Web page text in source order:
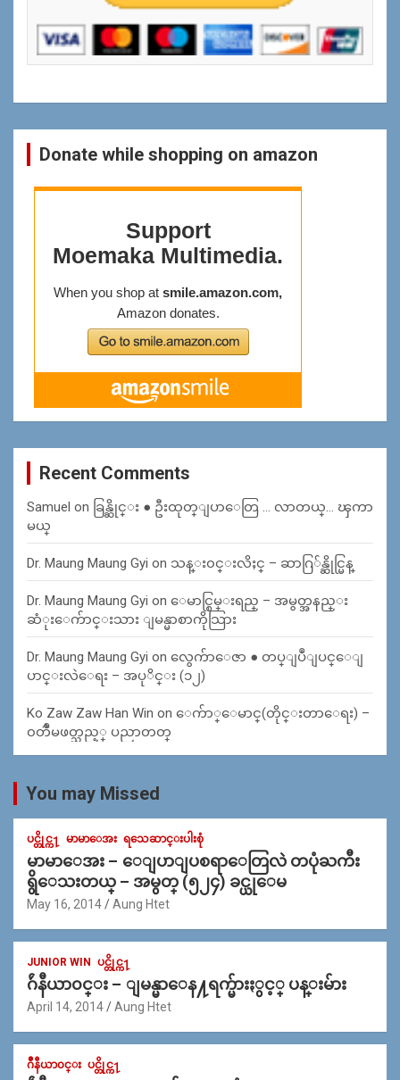
Donate while shopping on amazon
Recent Comments
Samuel on ခြန္ဆိုင္း ● ဦးထုတ္ျပာေတြ … လာတယ္… ၾကာ
မယ္
Dr. Maung Maung Gyi on သန္း၀င္းလိႈင္ – ဆာဂြ်န္ဆိုင္မြန္
Dr. Maung Maung Gyi on ေမာင္စြမ္းရည္ – အမွတ္အနည္း
ဆံုးေက်ာင္းသား ျမန္မာစာကိုသြား
Dr. Maung Maung Gyi on လွေက်ာေဇာ ● တပ္ျပဳျပင္ေျ
ပာင္းလဲေရး – အပုိင္း (၁၂)
Ko Zaw Zaw Han Win on ေက်ာ္ေမာင္(တိုင္းတာေရး) –
၀တၳဳမဖတ္သည့္ ပညာတတ္
You may Missed
ပင္တိုင္က႑ မာမာေအး ရသေဆာင္းပါးစုံ
မာမာေအး – ေျပာျပစရာေတြလဲ တပုံႀကီး
ရွိေသးတယ္ – အမွတ္ (၅၂၄) ခင္ယုေမ
May 16, 2014 Aung Htet
JUNIOR WIN ပင္တိုင္က႑
ဂ်ဴနီယာ၀င္း – ျမန္မာေန႔ရက္မ်ားႏွင့္ ပန္းမ်ား
April 14, 2014 Aung Htet
ဂ်ဳနီယာ၀င္း ပင္တိုင္က႑